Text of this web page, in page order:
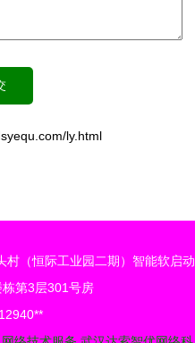
ly.html
村（恒际工业园二期）智能软启动
第3层301号房